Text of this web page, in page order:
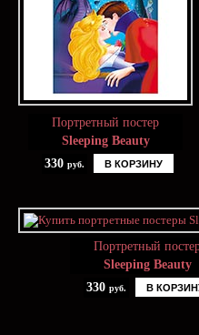
Портретный постер
Sleeping Beauty
330 руб. В КОРЗИНУ
Портретный
Sleeping Beauty
330 руб. В